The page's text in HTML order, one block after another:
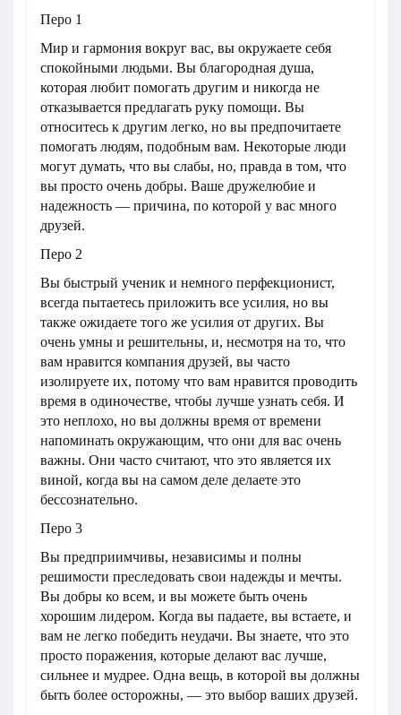
Перо 1
Мир и гармония вокруг вас, вы окружаете себя
спокойными людьми. Вы благородная душа,
которая любит помогать другим и никогда не
отказывается предлагать руку помощи. Вы
относитесь к другим легко, но вы предпочитаете
помогать людям, подобным вам. Некоторые люди
могут думать, что вы слабы, но, правда в том, что
вы просто очень добры. Ваше дружелюбие и
надежность — причина, по которой у вас много
друзей.
Перо 2
Вы быстрый ученик и немного перфекционист,
всегда пытаетесь приложить все усилия, но вы
также ожидаете того же усилия от других. Вы
очень умны и решительны, и, несмотря на то, что
вам нравится компания друзей, вы часто
изолируете их, потому что вам нравится проводить
время в одиночестве, чтобы лучше узнать себя. И
это неплохо, но вы должны время от времени
напоминать окружающим, что они для вас очень
важны. Они часто считают, что это является их
виной, когда вы на самом деле делаете это
бессознательно.
Перо 3
Вы предприимчивы, независимы и полны
решимости преследовать свои надежды и мечты.
Вы добры ко всем, и вы можете быть очень
хорошим лидером. Когда вы падаете, вы встаете, и
вам не легко победить неудачи. Вы знаете, что это
просто поражения, которые делают вас лучше,
сильнее и мудрее. Одна вещь, в которой вы должны
быть более осторожны, — это выбор ваших друзей.